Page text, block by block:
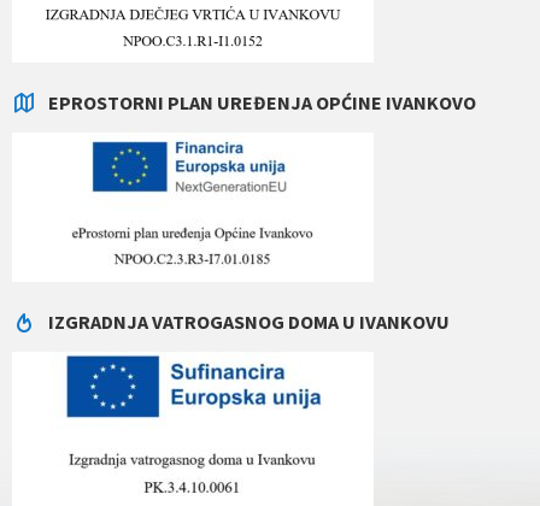
EPROSTORNI PLAN UREĐENJA OPĆINE IVANKOVO
IZGRADNJA VATROGASNOG DOMA U IVANKOVU